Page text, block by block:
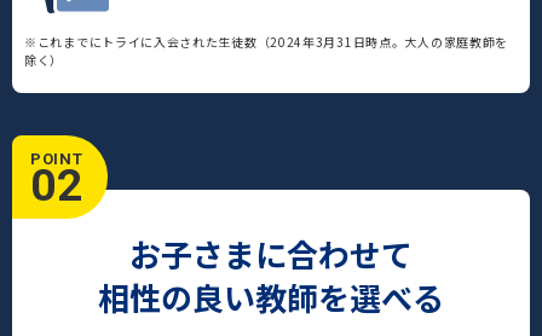
※これまでにトライに入会された生徒数（2024年3月31日時点。大人の家庭教師を
除く）
POINT
02
お子さまに合わせて
相性の良い教師を選べる